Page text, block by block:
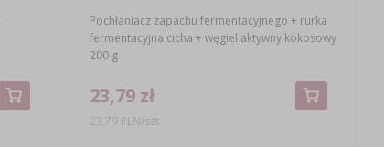
Pochłaniacz zapachu fermentacyjnego + rurka
fermentacyjna cicha + węgiel aktywny kokosowy
200 g
23,79 zł
23,79 PLN/szt.